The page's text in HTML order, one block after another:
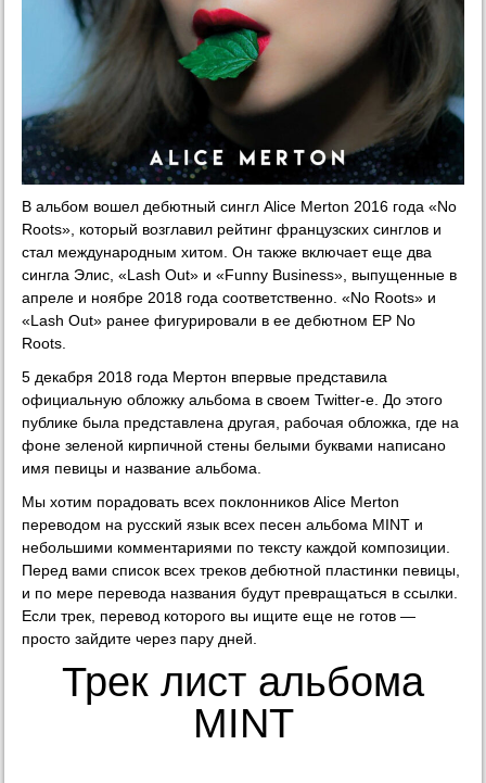
В альбом вошел дебютный сингл Alice Merton 2016 года «No
Roots», который возглавил рейтинг французских синглов и
стал международным хитом. Он также включает еще два
сингла Элис, «Lash Out» и «Funny Business», выпущенные в
апреле и ноябре 2018 года соответственно. «No Roots» и
«Lash Out» ранее фигурировали в ее дебютном EP No
Roots.
5 декабря 2018 года Мертон впервые представила
официальную обложку альбома в своем Twitter-е. До этого
публике была представлена другая, рабочая обложка, где на
фоне зеленой кирпичной стены белыми буквами написано
имя певицы и название альбома.
Мы хотим порадовать всех поклонников Alice Merton
переводом на русский язык всех песен альбома MINT и
небольшими комментариями по тексту каждой композиции.
Перед вами список всех треков дебютной пластинки певицы,
и по мере перевода названия будут превращаться в ссылки.
Если трек, перевод которого вы ищите еще не готов —
просто зайдите через пару дней.
Трек лист альбома
MINT